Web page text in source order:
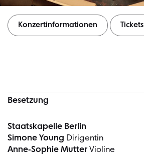
Konzertinformationen Tickets
Besetzung
Staatskapelle Berlin
Simone Young Dirigentin
Anne-Sophie Mutter Violine